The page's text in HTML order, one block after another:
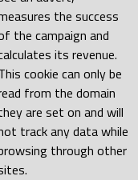
the success
the campaign and
its revenue.
cookie can only be
from the domain
are set on and will
track any data while
through other